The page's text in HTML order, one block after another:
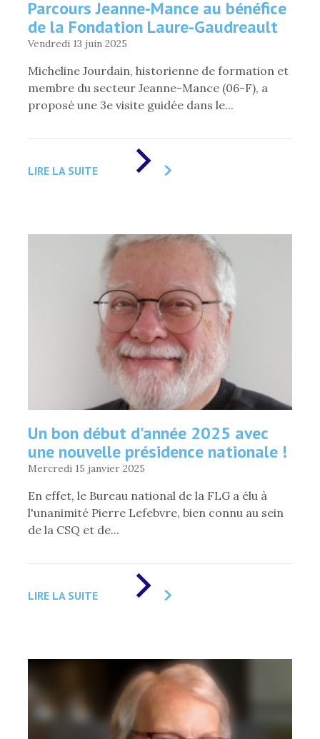
Parcours Jeanne-Mance au bénéfice
de la Fondation Laure-Gaudreault
Vendredi 13 juin 2025
Micheline Jourdain, historienne de formation et
membre du secteur Jeanne-Mance (06-F), a
proposé une 3e visite guidée dans le...
LIRE LA SUITEPARCOURS
DE
LA
FONDATION
GAUDREAULT
»
Un bon début d'année 2025 avec
une nouvelle présidence nationale !
Mercredi 15 janvier 2025
En effet, le Bureau national de la FLG a élu à
l'unanimité Pierre Lefebvre, bien connu au sein
de la CSQ et de...
LIRE LA SUITE«
UN
AVEC
NOUVELLE
PRÉSIDENCE
NATIONALE
!